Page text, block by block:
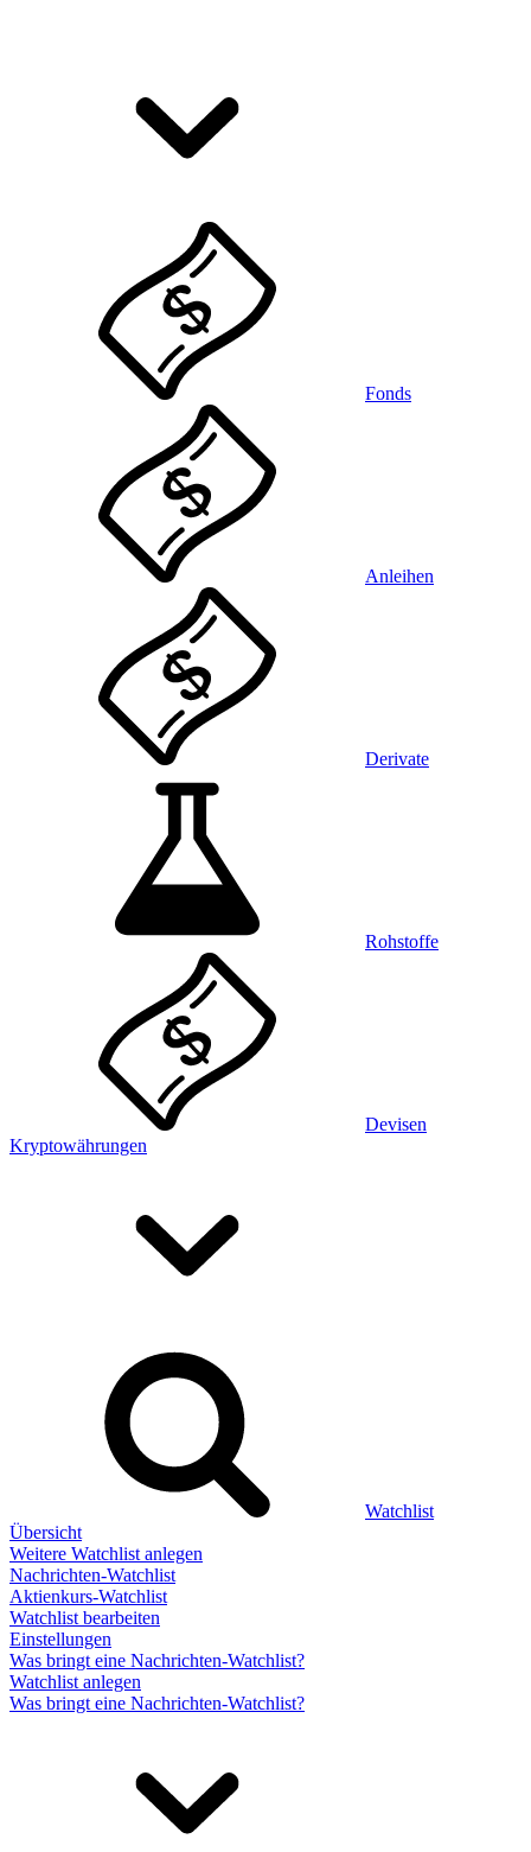
Fonds
Anleihen
Derivate
Rohstoffe
Devisen
Kryptowährungen
Watchlist
Übersicht
Weitere Watchlist anlegen
Nachrichten-Watchlist
Aktienkurs-Watchlist
Watchlist bearbeiten
Einstellungen
Was bringt eine Nachrichten-Watchlist?
Watchlist anlegen
Was bringt eine Nachrichten-Watchlist?